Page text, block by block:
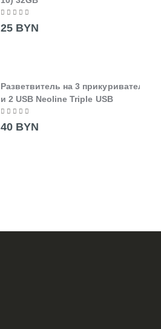
25 BYN
Разветвитель на 3 прикуривателя
и 2 USB Neoline Triple USB
40 BYN